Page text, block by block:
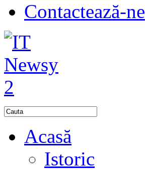
Contactează-ne
Acasă
Istoric